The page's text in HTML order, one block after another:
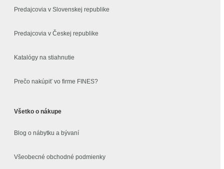
Predajcovia v Slovenskej republike
Predajcovia v Českej republike
Katalógy na stiahnutie
Prečo nakúpiť vo firme FINES?
Všetko o nákupe
Blog o nábytku a bývaní
Všeobecné obchodné podmienky